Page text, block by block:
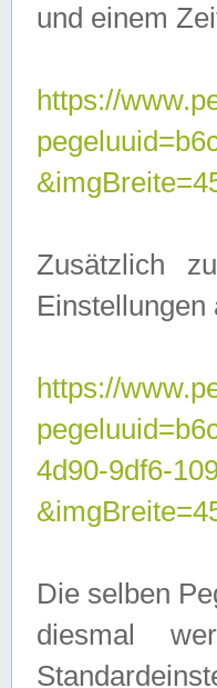
und einem
https://
Zusätzlich
https://
4d90-9df6-
Die selben
diesmal